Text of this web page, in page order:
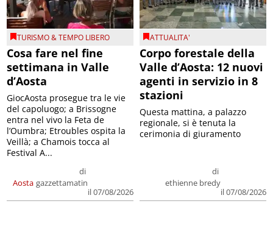
TURISMO & TEMPO LIBERO
Cosa fare nel fine
settimana in Valle
d’Aosta
Aosta
di
gazzettamatin
il 07/08/2026
GiocAosta prosegue tra le vie
del capoluogo; a Brissogne
entra nel vivo la Feta de
l’Oumbra; Etroubles ospita la
Veillà; a Chamois tocca al
Festival A...
ATTUALITA'
Corpo forestale della
Valle d’Aosta: 12 nuovi
agenti in servizio in 8
stazioni
di
ethienne bredy
il 07/08/2026
Questa mattina, a palazzo
regionale, si è tenuta la
cerimonia di giuramento